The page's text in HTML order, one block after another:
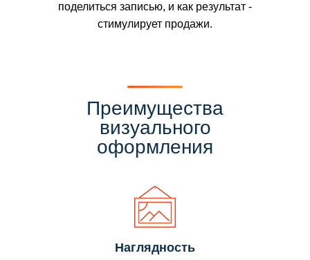
поделиться записью, и как результат -
стимулирует продажи.
Преимущества
визуального
оформления
Наглядность